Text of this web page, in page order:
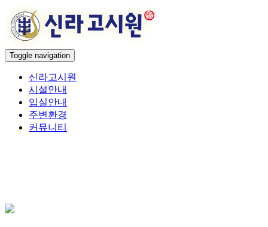
Toggle navigation
신라고시원
시설안내
입실안내
주변환경
커뮤니티